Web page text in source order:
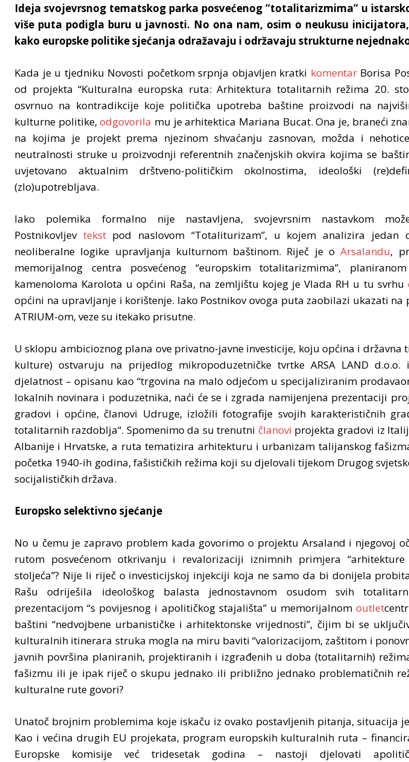
Ideja svojevrsnog tematskog parka posvećenog “totalitarizmima” u
više puta podigla buru u javnosti. No ona nam, osim o neukusu
kako europske politike sjećanja odražavaju i održavaju strukturne
Kada je u tjedniku Novosti početkom srpnja objavljen kratki komentarBorisa
od projekta “Kulturalna europska ruta: Arhitektura totalitarnih režima 20.
osvrnuo na kontradikcije koje politička upotreba baštine proizvodi na
kulturne politike,odgovorila mu je arhitektica Mariana Bucat. Ona je, braneći
na kojima je projekt prema njezinom shvaćanju zasnovan, možda i
neutralnosti struke u proizvodnji referentnih značenjskih okvira kojima se
uvjetovano aktualnim drštveno-političkim okolnostima, ideološki
(zlo)upotrebljava.
Iako polemika formalno nije nastavljena, svojevrsnim nastavkom
Postnikovljev tekstpod naslovom “Totaliturizam”, u kojem analizira jedan
neoliberalne logike upravljanja kulturnom baštinom. Riječ je oArsalandu,
memorijalnog centra posvećenog “europskim totalitarizmima”,
kamenoloma Karolota u općini Raša, na zemljištu kojeg je Vlada RH u tu svrhu
općini na upravljanje i korištenje. Iako Postnikov ovoga puta zaobilazi ukazati na
ATRIUM-om, veze su itekako prisutne.
U sklopu ambicioznog plana ove privatno-javne investicije, koju općina i
kulture) ostvaruju na prijedlog mikropoduzetničke tvrtke ARSA LAND d.o.o.
djelatnost – opisanu kao “trgovina na malo odjećom u specijaliziranim
lokalnih novinara i poduzetnika, naći će se i zgrada namijenjena prezentaciji
gradovi i općine, članovi Udruge, izložili fotografije svojih karakterističnih
totalitarnih razdoblja“. Spomenimo da su trenutni članovi projekta gradovi iz
Albanije i Hrvatske, a ruta tematizira arhitekturu i urbanizam talijanskog
početka 1940-ih godina, fašističkih režima koji su djelovali tijekom Drugog
socijalističkih država.
Europsko selektivno sjećanje
No u čemu je zapravo problem kada govorimo o projektu Arsaland i njegovoj
rutom posvećenom otkrivanju i revalorizaciji iznimnih primjera
stoljeća”? Nije li riječ o investicijskoj injekciji koja ne samo da bi donijela
Rašu odriješila ideološkog balasta jednostavnom osudom svih
prezentacijom “s povijesnog i apolitičkog stajališta” u memorijalnomoutlet
baštini “nedvojbene urbanističke i arhitektonske vrijednosti”, čijim bi se
kulturalnih itinerara struka mogla na miru baviti “valorizacijom, zaštitom i
javnih površina planiranih, projektiranih i izgrađenih u doba (totalitarnih)
fašizmu ili je ipak riječ o skupu jednako ili približno jednako problematičnih
kulturalne rute govori?
Unatoč brojnim problemima koje iskaču iz ovako postavljenih pitanja, situacija
Kao i većina drugih EU projekata, program europskih kulturalnih ruta –
Europske komisije već tridesetak godina – nastoji djelovati